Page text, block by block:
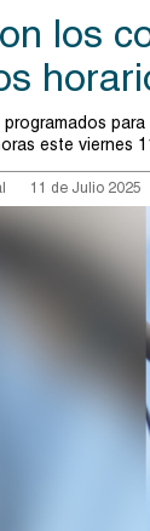
los
este viernes
11 de Julio 2025